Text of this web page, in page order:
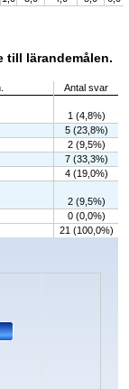
till lärandemålen.
Antal svar
1 (4,8%)
5 (23,8%)
2 (9,5%)
7 (33,3%)
4 (19,0%)
2 (9,5%)
0 (0,0%)
21 (100,0%)
7.